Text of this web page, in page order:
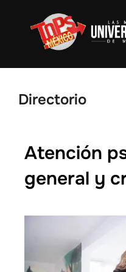
Directorio
Atención
general y